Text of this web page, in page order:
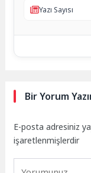
Yazı Sayısı
Bir Yorum
E-posta adresiniz
işaretlenmişlerdir